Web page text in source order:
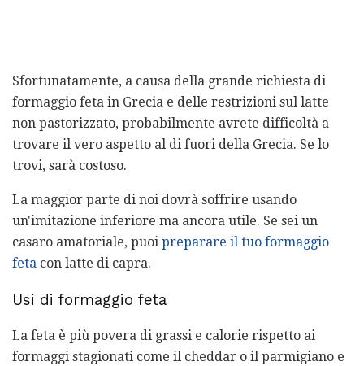
Sfortunatamente, a causa della grande richiesta di
formaggio feta in Grecia e delle restrizioni sul latte
non pastorizzato, probabilmente avrete difficoltà a
trovare il vero aspetto al di fuori della Grecia. Se lo
trovi, sarà costoso.
La maggior parte di noi dovrà soffrire usando
un'imitazione inferiore ma ancora utile. Se sei un
casaro amatoriale, puoi preparare il tuo formaggio
feta con latte di capra.
Usi di formaggio feta
La feta è più povera di grassi e calorie rispetto ai
formaggi stagionati come il cheddar o il parmigiano e